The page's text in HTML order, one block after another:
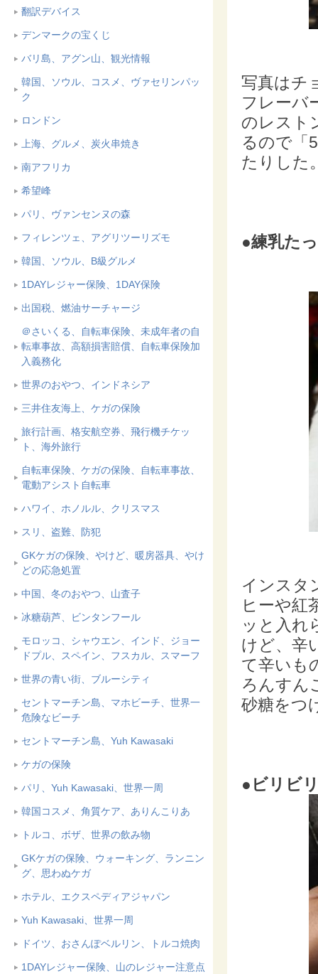
翻訳デバイス
デンマークの宝くじ
バリ島、アグン山、観光情報
韓国、ソウル、コスメ、ヴァセリンパッ
ク
ロンドン
上海、グルメ、炭火串焼き
南アフリカ
希望峰
パリ、ヴァンセンヌの森
フィレンツェ、アグリツーリズモ
韓国、ソウル、B級グルメ
1DAYレジャー保険、1DAY保険
出国税、燃油サーチャージ
＠さいくる、自転車保険、未成年者の自
転車事故、高額損害賠償、自転車保険加
入義務化
世界のおやつ、インドネシア
三井住友海上、ケガの保険
旅行計画、格安航空券、飛行機チケッ
ト、海外旅行
自転車保険、ケガの保険、自転車事故、
電動アシスト自転車
ハワイ、ホノルル、クリスマス
スリ、盗難、防犯
GKケガの保険、やけど、暖房器具、やけ
どの応急処置
中国、冬のおやつ、山査子
冰糖葫芦、ビンタンフール
モロッコ、シャウエン、インド、ジョー
ドプル、スペイン、フスカル、スマーフ
世界の青い街、ブルーシティ
セントマーチン島、マホビーチ、世界一
危険なビーチ
セントマーチン島、Yuh Kawasaki
ケガの保険
パリ、Yuh Kawasaki、世界一周
韓国コスメ、角質ケア、ありんこりあ
トルコ、ボザ、世界の飲み物
GKケガの保険、ウォーキング、ランニン
グ、思わぬケガ
ホテル、エクスペディアジャパン
Yuh Kawasaki、世界一周
ドイツ、おさんぽベルリン、トルコ焼肉
1DAYレジャー保険、山のレジャー注意点
写真はチ
フレーバ
のレスト
るので「
たりした
●練乳た
インスタ
ヒーや紅
ッと入れ
けど、辛
て辛いも
ろんすん
砂糖をつ
●ビリビ